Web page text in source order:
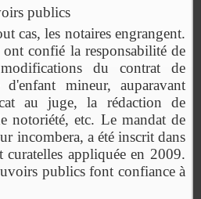
publics
cas, les notaires engrangent.
ont confié la responsabilité de
du contrat de
d'enfant mineur, auparavant
au juge, la rédaction de
notoriété, etc. Le mandat de
incombera, a été inscrit dans
appliquée en 2009.
publics font confiance à